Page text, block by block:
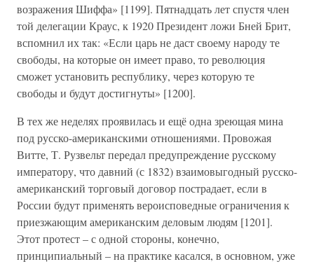
возражения Шиффа» [1199]. Пятнадцать лет спустя член
той делегации Краус, к 1920 Президент ложи Бней Брит,
вспомнил их так: «Если царь не даст своему народу те
свободы, на которые он имеет право, то революция
сможет установить республику, через которую те
свободы и будут достигнуты» [1200].
В тех же неделях проявилась и ещё одна зреющая мина
под русско-американскими отношениями. Провожая
Витте, Т. Рузвельт передал предупреждение русскому
императору, что давний (с 1832) взаимовыгодный русско-
американский торговый договор пострадает, если в
России будут применять вероисповедные ограничения к
приезжающим американским деловым людям [1201].
Этот протест – с одной стороны, конечно,
принципиальный – на практике касался, в основном, уже